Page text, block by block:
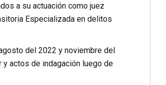
a su actuación como juez
Especializada en delitos
del 2022 y noviembre del
y actos de indagación luego de